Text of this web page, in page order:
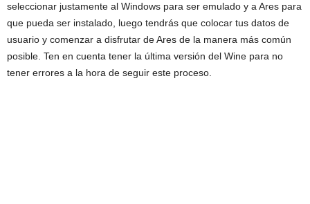
seleccionar justamente al Windows para ser emulado y a Ares para
que pueda ser instalado, luego tendrás que colocar tus datos de
usuario y comenzar a disfrutar de Ares de la manera más común
posible. Ten en cuenta tener la última versión del Wine para no
tener errores a la hora de seguir este proceso.